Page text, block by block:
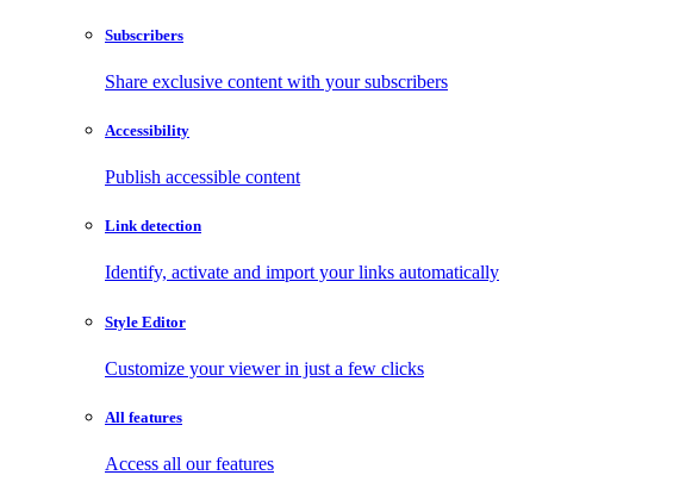
Subscribers
Share exclusive content with your subscribers
Accessibility
Publish accessible content
Link detection
Identify, activate and import your links automatically
Style Editor
Customize your viewer in just a few clicks
All features
Access all our features